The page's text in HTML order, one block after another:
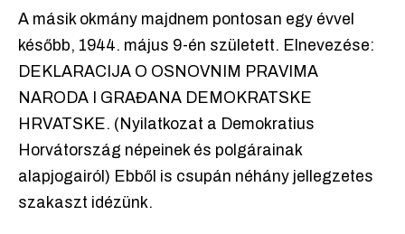
A másik okmány majdnem pontosan egy évvel
később, 1944. május 9-én született. Elnevezése:
DEKLARACIJA O OSNOVNIM PRAVIMA
NARODA I GRAĐANA DEMOKRATSKE
HRVATSKE. (Nyilatkozat a Demokratius
Horvátország népeinek és polgárainak
alapjogairól) Ebből is csupán néhány jellegzetes
szakaszt idézünk.